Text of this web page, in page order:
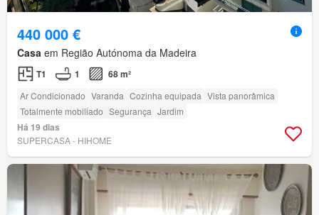
440 000 €
Casa em Região Autónoma da Madeira
T1 1 68 m²
Ar Condicionado Varanda Cozinha equipada Vista panorâmica
Totalmente mobiliado Segurança Jardim
Há 19 dias
SUPERCASA - HIHOME